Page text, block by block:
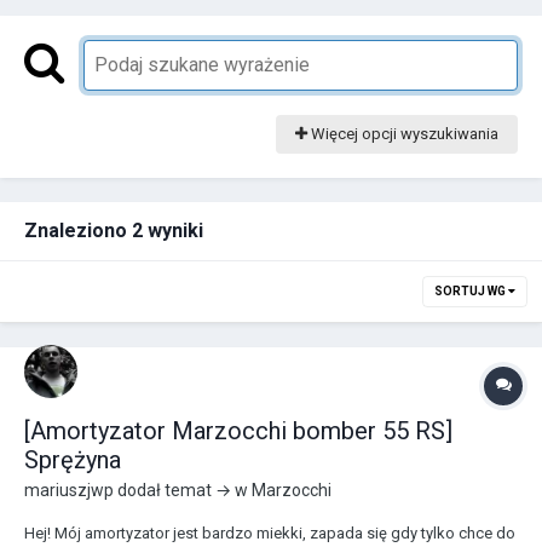
Więcej opcji wyszukiwania
Znaleziono 2 wyniki
SORTUJ WG
[Amortyzator Marzocchi bomber 55 RS]
Sprężyna
mariuszjwp dodał temat → w Marzocchi
Hej! Mój amortyzator jest bardzo miekki, zapada się gdy tylko chce do